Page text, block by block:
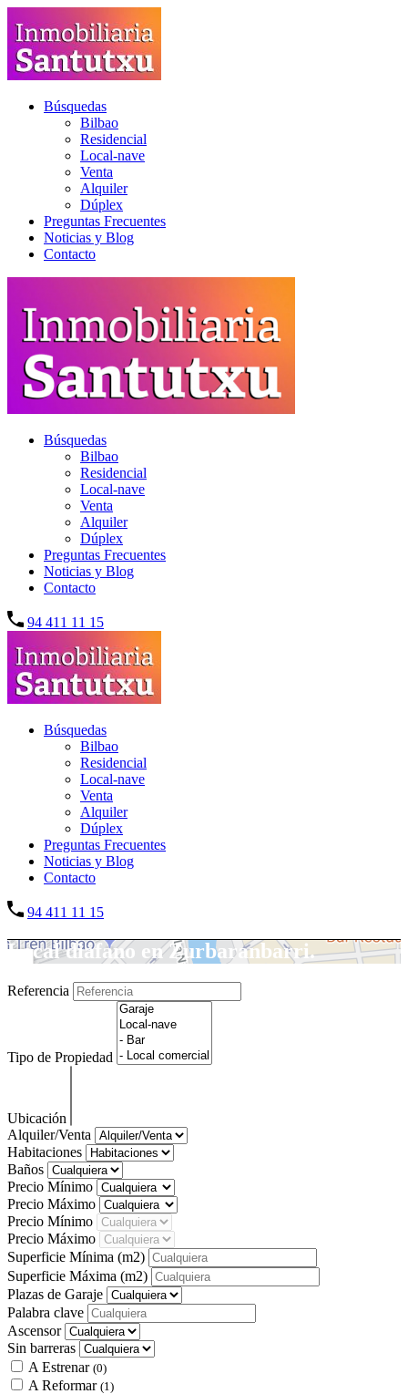
Búsquedas
Bilbao
Residencial
Local-nave
Venta
Alquiler
Dúplex
Preguntas Frecuentes
Noticias y Blog
Contacto
Búsquedas
Bilbao
Residencial
Local-nave
Venta
Alquiler
Dúplex
Preguntas Frecuentes
Noticias y Blog
Contacto
94 411 11 15
Búsquedas
Bilbao
Residencial
Local-nave
Venta
Alquiler
Dúplex
Preguntas Frecuentes
Noticias y Blog
Contacto
94 411 11 15
Local diáfano en Zurbaranbarri.
Referencia
Tipo de Propiedad
Ubicación
Alquiler/Venta
Habitaciones
Baños
Precio Mínimo
Precio Máximo
Precio Mínimo
Precio Máximo
Superficie Mínima (m2)
Superficie Máxima (m2)
Plazas de Garaje
Palabra clave
Ascensor
Sin barreras
A Estrenar (0)
A Reformar (1)